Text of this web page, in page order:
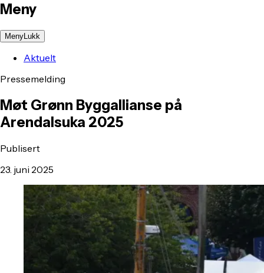
Meny
MenyLukk
Aktuelt
Pressemelding
Møt Grønn Byggallianse på
Arendalsuka 2025
Publisert
23. juni 2025